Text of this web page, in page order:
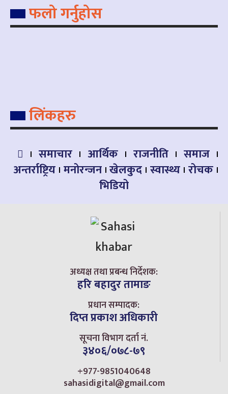
फलो गर्नुहोस
लिंकहरु
समाचार आर्थिक राजनीति
समाज
अन्तर्राष्ट्रिय मनोरन्जन खेलकुद स्वास्थ्य रोचक
भिडियो
अध्यक्ष तथा प्रबन्ध निर्देशक:
हरि बहादुर तामाङ
प्रधान सम्पादक:
दिप्त प्रकाश अधिकारी
सूचना विभाग दर्ता नं.
३४०६/०७८-७९
+977-9851040648
sahasidigital@gmail.com